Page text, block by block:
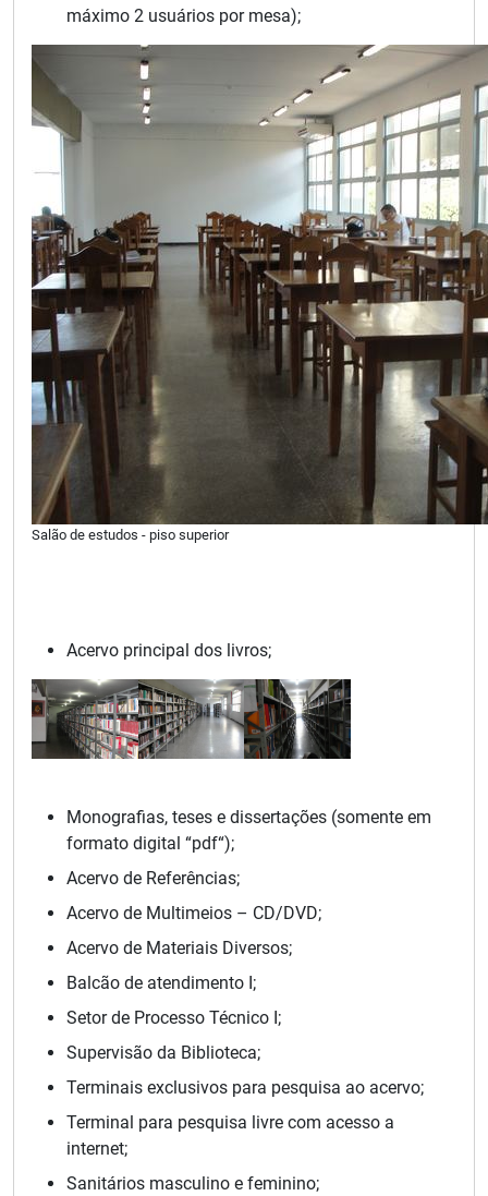
máximo 2 usuários por mesa);
Salão de estudos - piso superior
Acervo principal dos livros;
Monografias, teses e dissertações (somente em
formato digital “pdf“);
Acervo de Referências;
Acervo de Multimeios – CD/DVD;
Acervo de Materiais Diversos;
Balcão de atendimento I;
Setor de Processo Técnico I;
Supervisão da Biblioteca;
Terminais exclusivos para pesquisa ao acervo;
Terminal para pesquisa livre com acesso a
internet;
Sanitários masculino e feminino;